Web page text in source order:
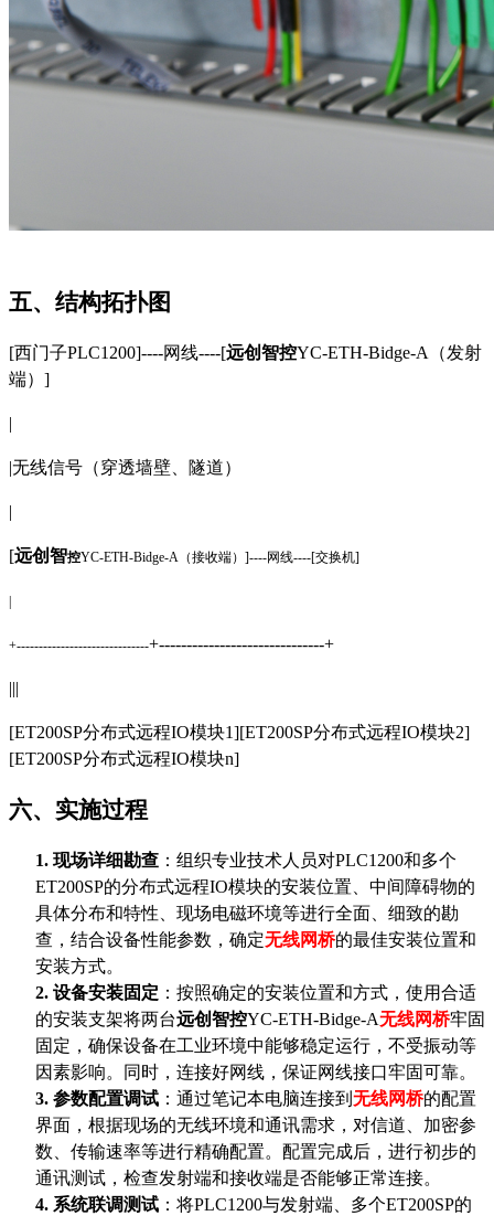
五、结构拓扑图
[西门子PLC1200]----网线----[远创智控YC-ETH-Bidge-A（发射
端）]
|
|无线信号（穿透墙壁、隧道）
|
[远创智控YC-ETH-Bidge-A（接收端）]----网线----[交换机]
+------------------------------+------------------------------+
|||
[ET200SP分布式远程IO模块1][ET200SP分布式远程IO模块2]
[ET200SP分布式远程IO模块n]
六、实施过程
1. 现场详细勘查 ：组织专业技术人员对PLC1200和多个
ET200SP的分布式远程IO模块的安装位置、中间障碍物的
具体分布和特性、现场电磁环境等进行全面、细致的勘
查，结合设备性能参数，确定无线网桥的最佳安装位置和
安装方式。
2. 设备安装固定 ：按照确定的安装位置和方式，使用合适
的安装支架将两台远创智控YC-ETH-Bidge-A无线网桥牢固
固定，确保设备在工业环境中能够稳定运行，不受振动等
因素影响。同时，连接好网线，保证网线接口牢固可靠。
3. 参数配置调试 ：通过笔记本电脑连接到 无线网桥的配置
界面，根据现场的无线环境和通讯需求，对信道、加密参
数、传输速率等进行精确配置。配置完成后，进行初步的
通讯测试，检查发射端和接收端是否能够正常连接。
4. 系统联调测试 ：将PLC1200与发射端、多个ET200SP的